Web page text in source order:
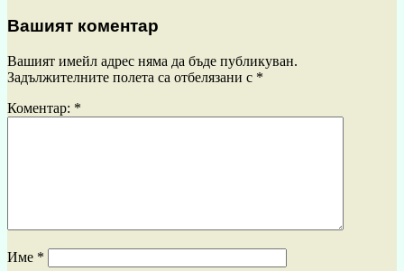
Вашият коментар
Вашият имейл адрес няма да бъде публикуван.
Задължителните полета са отбелязани с *
Коментар: *
Име *